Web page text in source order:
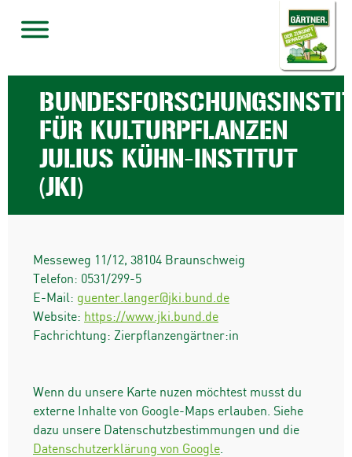
FÜR KULTURPFLANZEN
JULIUS KÜHN-INSTITUT
(JKI)
Messeweg 11/12, 38104 Braunschweig
Telefon: 0531/299-5
E-Mail: guenter.langer@jki.bund.de
Website: https://www.jki.bund.de
Fachrichtung: Zierpflanzengärtner:in
Wenn du unsere Karte nuzen möchtest musst du
externe Inhalte von Google-Maps erlauben. Siehe
dazu unsere Datenschutzbestimmungen und die
Datenschutzerklärung von Google.